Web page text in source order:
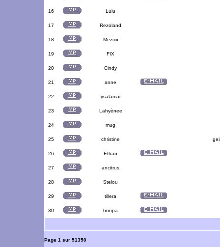
16 Lulu
17 Rezoland
18 Mezixx
19 FIX
20 Cindy
21 anne
22 ysalamar
23 Lahyènee
24 mug
25 christine
26 Ethan
27 ancitrus
28 Stelou
29 tillera
30 bonpa
Page 1 sur 51350